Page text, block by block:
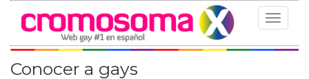
Toggle
Conocer a gays